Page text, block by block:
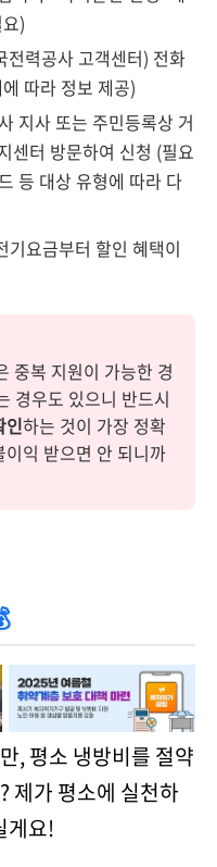
)
력공사 고객센터) 전화
따라 정보 제공)
지사 또는 주민등록상 거
센터 방문하여 신청 (필요
등 대상 유형에 따라 다
기요금부터 할인 혜택이
중복 지원이 가능한 경
경우도 있으니 반드시
인하는 것이 가장 정확
익 받으면 안 되니까
, 평소 냉방비를 절약
제가 평소에 실천하
게요!